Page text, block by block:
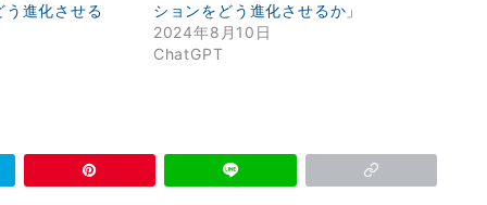
う進化させる
ションをどう進化させるか」
2024年8月10日
ChatGPT